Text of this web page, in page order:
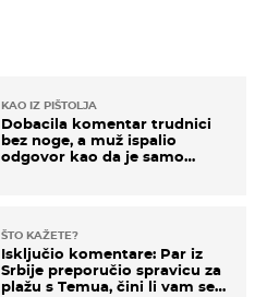
KAO IZ PIŠTOLJA
Dobacila komentar trudnici
bez noge, a muž ispalio
odgovor kao da je samo
ŠTO KAŽETE?
Isključio komentare: Par iz
Srbije preporučio spravicu za
plažu s Temua, čini li vam se